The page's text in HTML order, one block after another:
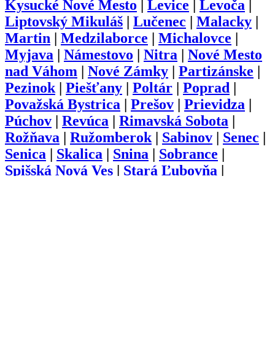
Kysucké Nové Mesto | Levice | Levoča |
Liptovský Mikuláš | Lučenec | Malacky |
Martin | Medzilaborce | Michalovce |
Myjava | Námestovo | Nitra | Nové Mesto
nad Váhom | Nové Zámky | Partizánske |
Pezinok | Piešťany | Poltár | Poprad |
Považská Bystrica | Prešov | Prievidza |
Púchov | Revúca | Rimavská Sobota |
Rožňava | Ružomberok | Sabinov | Senec |
Senica | Skalica | Snina | Sobrance |
Spišská Nová Ves | Stará Ľubovňa |